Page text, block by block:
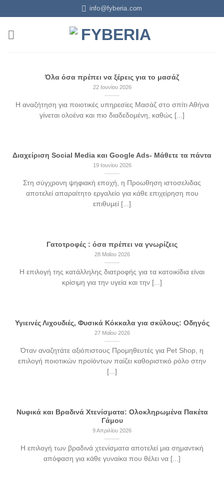
info@fyberia.com
Όλα όσα πρέπει να ξέρεις για το μασάζ
22 Ιουνίου 2026
Η αναζήτηση για ποιοτικές υπηρεσίες Μασάζ στο σπίτι Αθήνα
γίνεται ολοένα και πιο διαδεδομένη, καθώς [...]
Διαχείριση Social Media και Google Ads- Μάθετε τα πάντα
19 Ιουνίου 2026
Στη σύγχρονη ψηφιακή εποχή, η Προωθηση ιστοσελιδας
αποτελεί απαραίτητο εργαλείο για κάθε επιχείρηση που
επιθυμεί [...]
Γατοτροφές : όσα πρέπει να γνωρίζεις
28 Μαΐου 2026
Η επιλογή της κατάλληλης διατροφής για τα κατοικίδια είναι
κρίσιμη για την υγεία και την [...]
Υγιεινές Λιχουδιές, Φυσικά Κόκκαλα για σκύλους: Οδηγός
27 Μαΐου 2026
Όταν αναζητάτε αξιόπιστους Προμηθευτές για Pet Shop, η
επιλογή ποιοτικών προϊόντων παίζει καθοριστικό ρόλο στην
[...]
Νυφικά και Βραδινά Χτενίσματα: Ολοκληρωμένα Πακέτα
Γάμου
9 Απριλίου 2026
Η επιλογή των βραδινά χτενίσματα αποτελεί μια σημαντική
απόφαση για κάθε γυναίκα που θέλει να [...]